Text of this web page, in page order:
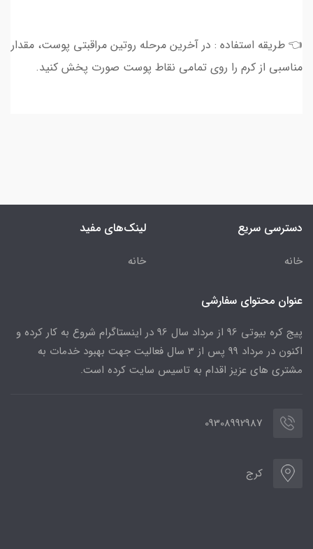
👈 طریقه استفاده : در آخرین مرحله روتین مراقبتی پوست، مقدار
مناسبی از کرم را روی تمامی نقاط پوست صورت پخش کنید.
دسترسی سریع
خانه
لینک‌های مفید
خانه
عنوان محتوای سفارشی
پیج کره بیوتی 96 از مرداد سال 96 در اینستاگرام شروع به کار کرده و
اکنون در مرداد 99 پس از 3 سال فعالیت جهت بهبود خدمات به
مشتری های عزیز اقدام به تاسیس سایت کرده است.
09308992987
کرج